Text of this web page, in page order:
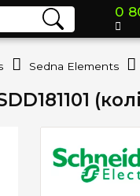
0
Sedna Elements